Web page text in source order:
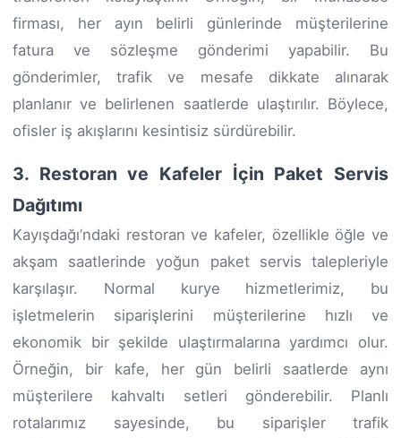
firması, her ayın belirli günlerinde müşterilerine
fatura ve sözleşme gönderimi yapabilir. Bu
gönderimler, trafik ve mesafe dikkate alınarak
planlanır ve belirlenen saatlerde ulaştırılır. Böylece,
ofisler iş akışlarını kesintisiz sürdürebilir.
3. Restoran ve Kafeler İçin Paket Servis
Dağıtımı
Kayışdağı’ndaki restoran ve kafeler, özellikle öğle ve
akşam saatlerinde yoğun paket servis talepleriyle
karşılaşır. Normal kurye hizmetlerimiz, bu
işletmelerin siparişlerini müşterilerine hızlı ve
ekonomik bir şekilde ulaştırmalarına yardımcı olur.
Örneğin, bir kafe, her gün belirli saatlerde aynı
müşterilere kahvaltı setleri gönderebilir. Planlı
rotalarımız sayesinde, bu siparişler trafik